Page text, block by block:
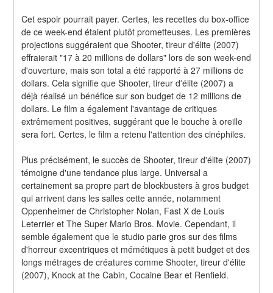
Cet espoir pourrait payer. Certes, les recettes du box-office
de ce week-end étaient plutôt prometteuses. Les premières
projections suggéraient que Shooter, tireur d'élite (2007)
effraierait "17 à 20 millions de dollars" lors de son week-end
d'ouverture, mais son total a été rapporté à 27 millions de
dollars. Cela signifie que Shooter, tireur d'élite (2007) a
déjà réalisé un bénéfice sur son budget de 12 millions de
dollars. Le film a également l'avantage de critiques
extrêmement positives, suggérant que le bouche à oreille
sera fort. Certes, le film a retenu l'attention des cinéphiles.
Plus précisément, le succès de Shooter, tireur d'élite (2007)
témoigne d'une tendance plus large. Universal a
certainement sa propre part de blockbusters à gros budget
qui arrivent dans les salles cette année, notamment
Oppenheimer de Christopher Nolan, Fast X de Louis
Leterrier et The Super Mario Bros. Movie. Cependant, il
semble également que le studio parie gros sur des films
d'horreur excentriques et mémétiques à petit budget et des
longs métrages de créatures comme Shooter, tireur d'élite
(2007), Knock at the Cabin, Cocaine Bear et Renfield.